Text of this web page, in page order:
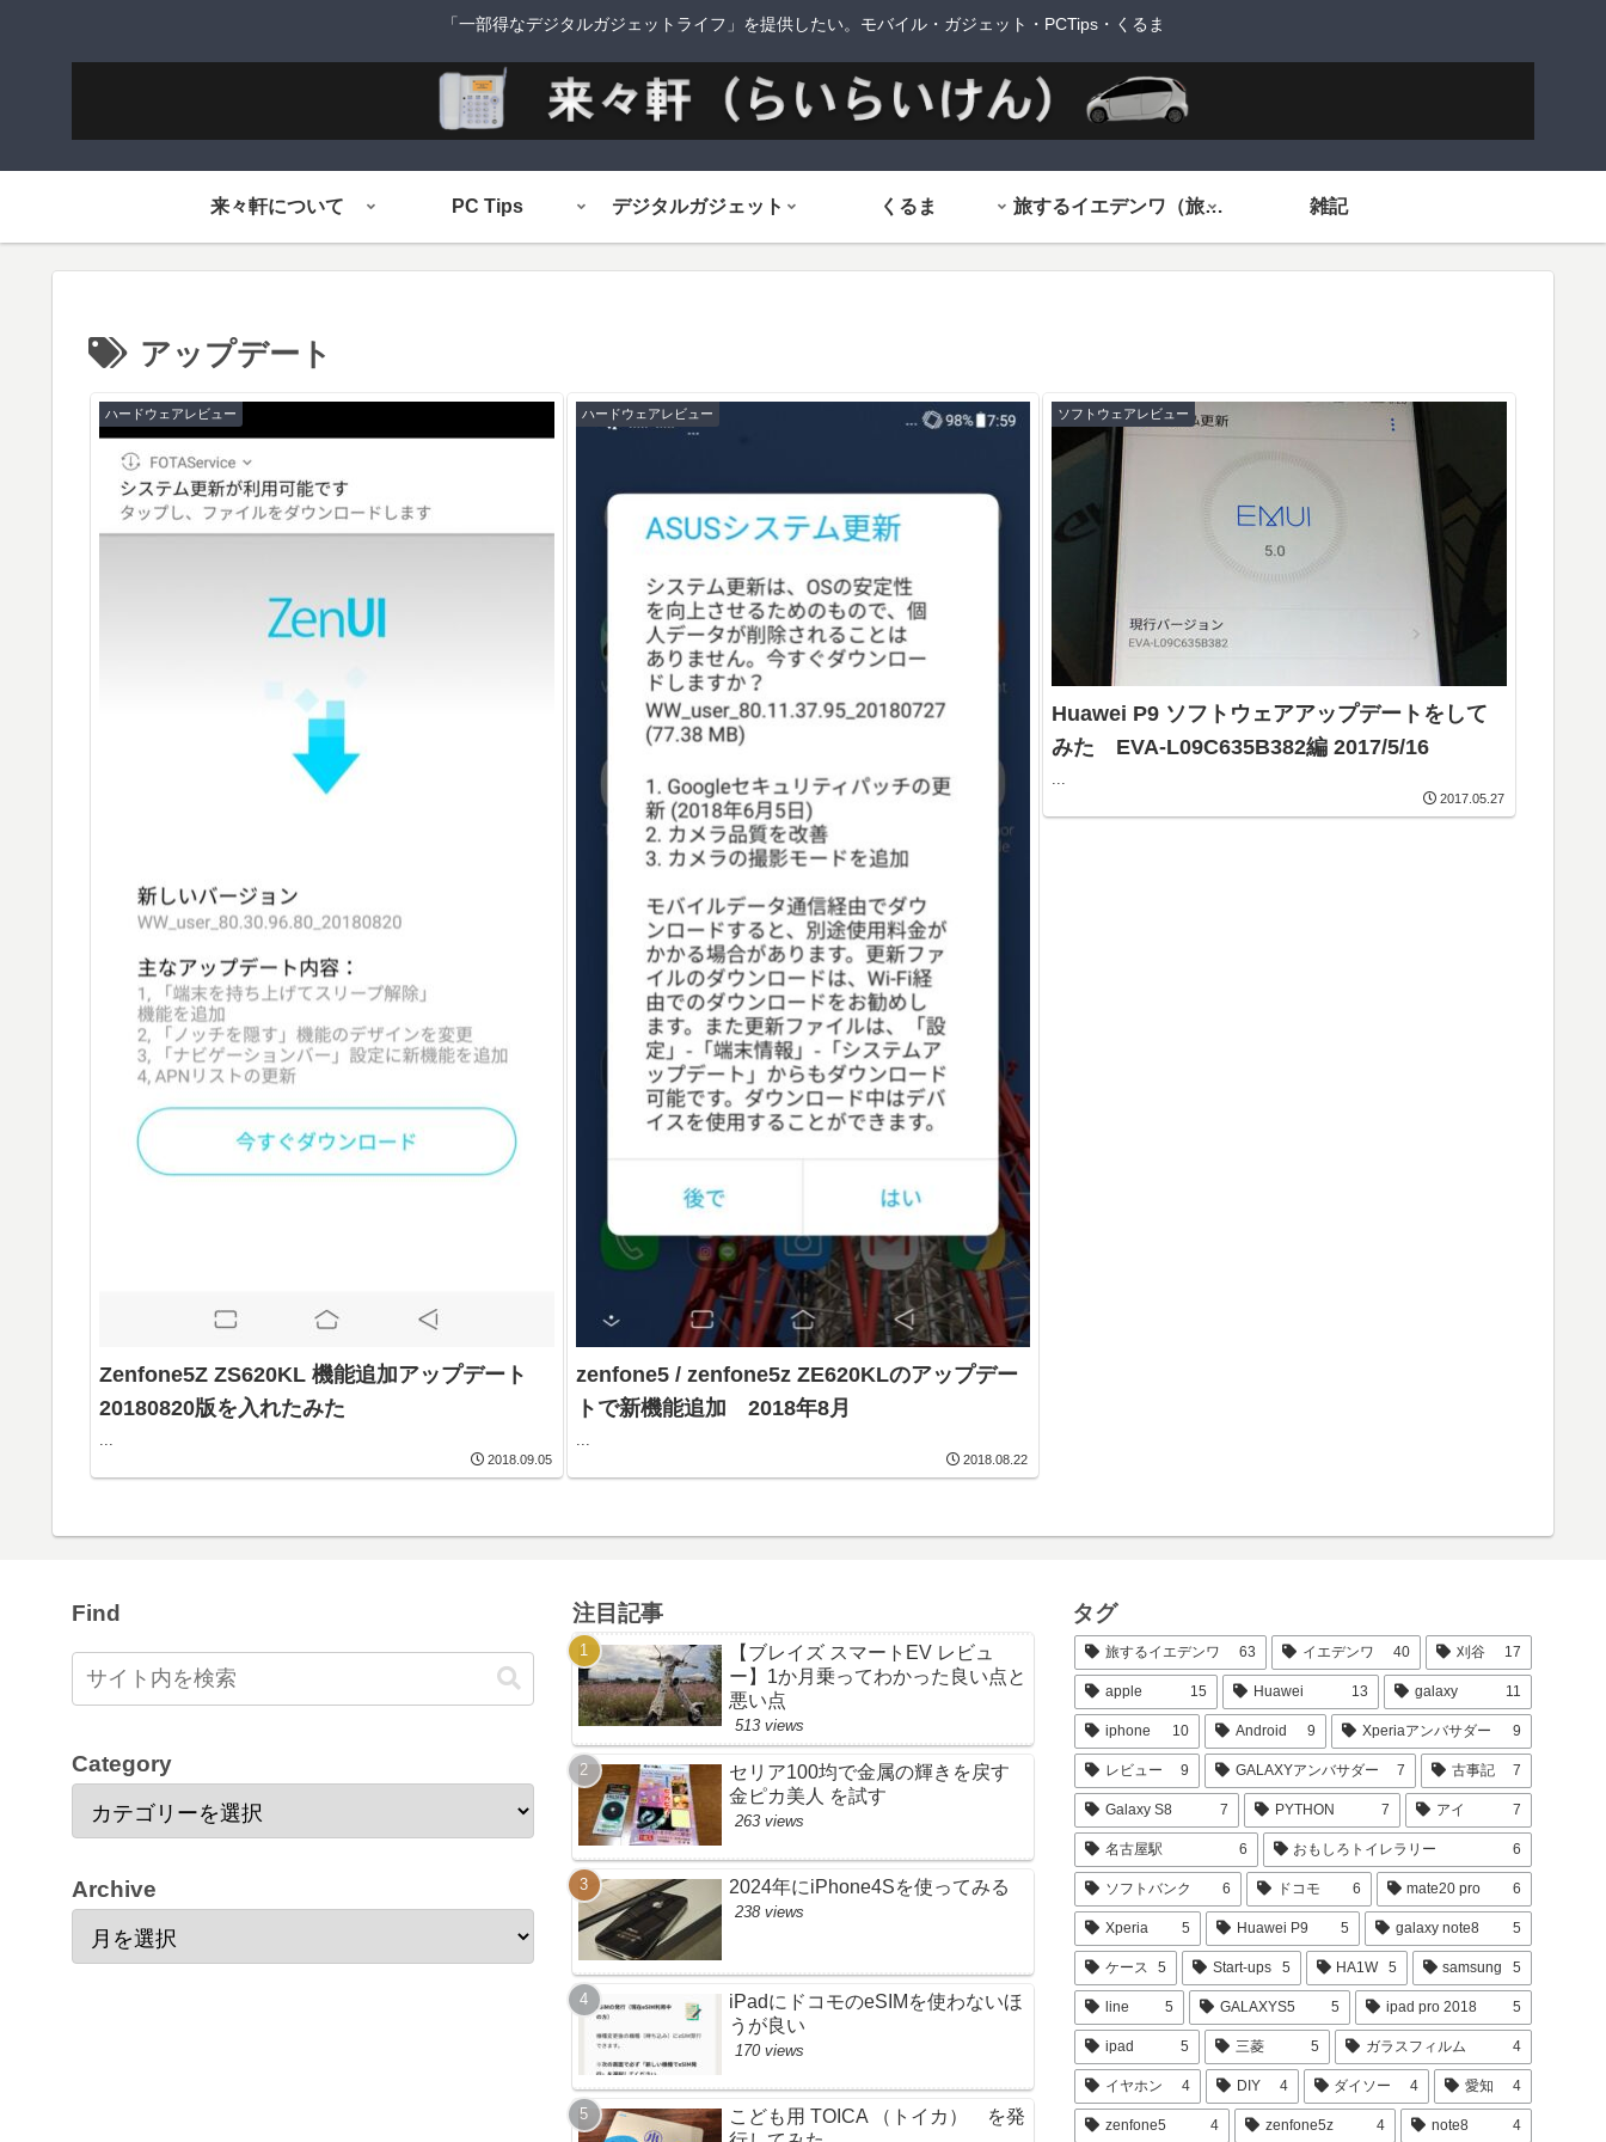
「一部得なデジタルガジェットライフ」を提供したい。モバイル・ガジェット・PCTips・くるま
来々軒について PC Tips デジタルガジェット くるま 旅するイエデンワ（旅ネタ） 雑記
アップデート
ハードウェアレビュー
Zenfone5Z ZS620KL 機能追加アップデート
20180820版を入れたみた
...
2018.09.05
ハードウェアレビュー
zenfone5 / zenfone5z ZE620KLのアップデー
トで新機能追加 2018年8月
...
2018.08.22
ソフトウェアレビュー
Huawei P9 ソフトウェアアップデートをして
みた EVA-L09C635B382編 2017/5/16
2017.05.27
Find
Category
Archive
注目記事
【ブレイズ スマートEV レビュ
ー】1か月乗ってわかった良い点と
悪い点
513 views
セリア100均で金属の輝きを戻す
金ピカ美人 を試す
263 views
2024年にiPhone4Sを使ってみる
238 views
iPadにドコモのeSIMを使わないほ
うが良い
170 views
こども用 TOICA （トイカ） を発
タグ
旅するイエデンワ 63 イエデンワ 40 刈谷 17
apple 15 Huawei 13 galaxy 11
iphone 10 Android 9 Xperiaアンバサダー 9
レビュー 9 GALAXYアンバサダー 7 古事記 7
Galaxy S8 7 PYTHON 7 アイ 7
名古屋駅 6 おもしろトイレラリー 6
ソフトバンク 6 ドコモ 6 mate20 pro 6
Xperia 5 Huawei P9 5 galaxy note8 5
ケース 5 Start-ups 5 HA1W 5 samsung 5
line 5 GALAXYS5 5 ipad pro 2018 5
ipad 5 三菱 5 ガラスフィルム 4
イヤホン 4 DIY 4 ダイソー 4 愛知 4
zenfone5 4 zenfone5z 4 note8 4